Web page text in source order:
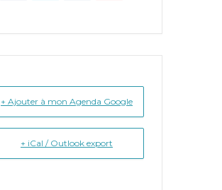
+ Ajouter à mon Agenda Google
+ iCal / Outlook export